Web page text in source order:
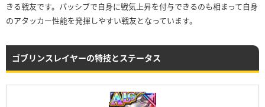
きる戦友です。パッシブで自身に戦気上昇を付与できるのも相まって自身
のアタッカー性能を発揮しやすい戦友となっています。
ゴブリンスレイヤーの特技とステータス